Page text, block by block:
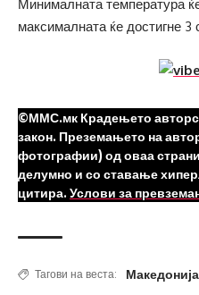
Минималната температура
максималната ќе достигне 3
©ММС.мк Крадењето
закон. Преземањето на
фотографии) од оваа
делумно и со ставање
цитира. Услови за
Тагови на веста: Македонија